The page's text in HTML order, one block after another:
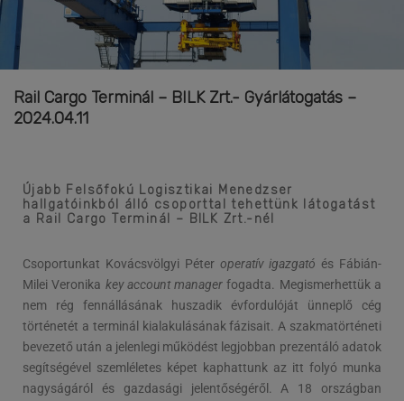
Rail Cargo Terminál – BILK Zrt.- Gyárlátogatás –
2024.04.11
Újabb Felsőfokú Logisztikai Menedzser
hallgatóinkból álló csoporttal tehettünk látogatást
a Rail Cargo Terminál – BILK Zrt.-nél
Csoportunkat Kovácsvölgyi Péter operatív igazgató és Fábián-
Milei Veronika key account manager fogadta. Megismerhettük a
nem rég fennállásának huszadik évfordulóját ünneplő cég
történetét a terminál kialakulásának fázisait. A szakmatörténeti
bevezető után a jelenlegi működést legjobban prezentáló adatok
segítségével szemléletes képet kaphattunk az itt folyó munka
nagyságáról és gazdasági jelentőségéről. A 18 országban